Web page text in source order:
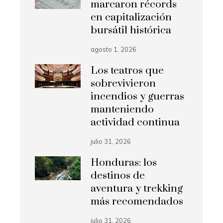
marcaron récords
en capitalización
bursátil histórica
agosto 1, 2026
Los teatros que
sobrevivieron
incendios y guerras
manteniendo
actividad continua
julio 31, 2026
Honduras: los
destinos de
aventura y trekking
más recomendados
julio 31, 2026